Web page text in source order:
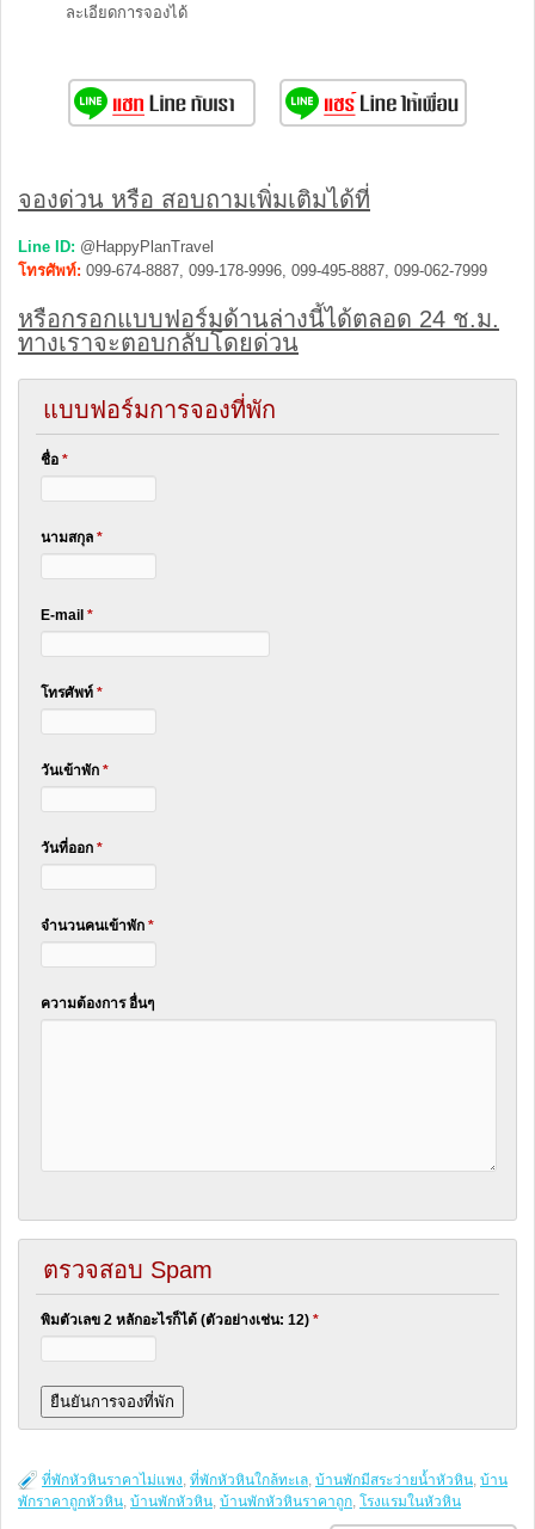
ละเอียดการจองได้
จองด่วน หรือ สอบถามเพิ่มเติมได้ที่
Line ID: @HappyPlanTravel
โทรศัพท์: 099-674-8887, 099-178-9996, 099-495-8887, 099-062-7999
หรือกรอกแบบฟอร์มด้านล่างนี้ได้ตลอด 24 ช.ม.
ทางเราจะตอบกลับโดยด่วน
แบบฟอร์มการจองที่พัก
ชื่อ *
นามสกุล *
E-mail *
โทรศัพท์ *
วันเข้าพัก *
วันที่ออก *
จำนวนคนเข้าพัก *
ความต้องการ อื่นๆ
ตรวจสอบ Spam
พิมตัวเลข 2 หลักอะไรก็ได้ (ตัวอย่างเช่น: 12) *
ที่พักหัวหินราคาไม่แพง, ที่พักหัวหินใกล้ทะเล, บ้านพักมีสระว่ายน้ำหัวหิน, บ้าน
พักราคาถูกหัวหิน, บ้านพักหัวหิน, บ้านพักหัวหินราคาถูก, โรงแรมในหัวหิน